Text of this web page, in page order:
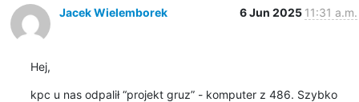
Jacek Wielemborek 6 Jun 2025 11:31 a.m.
Hej,
kpc u nas odpalił “projekt gruz” - komputer z 486. Szybko